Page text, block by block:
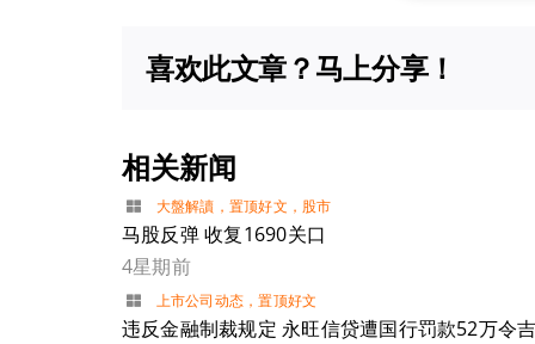
喜欢此文章？马上分享！
相关新闻
大盤解讀 ， 置顶好文 ， 股市
马股反弹 收复1690关口
4星期前
上市公司动态 ，置顶好文
违反金融制裁规定 永旺信贷遭国行罚款52万令